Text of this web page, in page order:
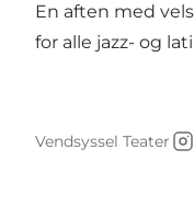
En aften med
for alle jazz- og
Vendsyssel Teater